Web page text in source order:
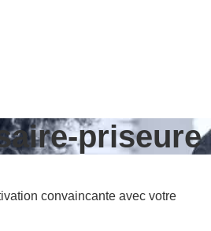
priseure
convaincante avec votre